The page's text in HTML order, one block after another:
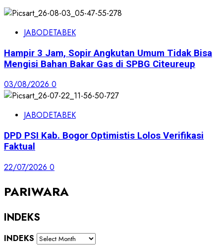
JABODETABEK
Hampir 3 Jam, Sopir Angkutan Umum Tidak Bisa
Mengisi Bahan Bakar Gas di SPBG Citeureup
03/08/2026 0
JABODETABEK
DPD PSI Kab. Bogor Optimistis Lolos Verifikasi
Faktual
22/07/2026 0
PARIWARA
INDEKS
INDEKS